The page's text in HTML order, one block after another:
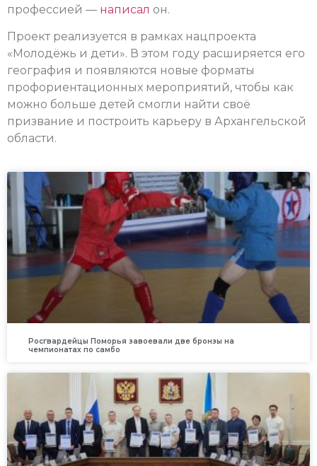
профессией — написал он.
Проект реализуется в рамках нацпроекта
«Молодёжь и дети». В этом году расширяется его
география и появляются новые форматы
профориентационных мероприятий, чтобы как
можно больше детей смогли найти своё
призвание и построить карьеру в Архангельской
области.
Росгвардейцы Поморья завоевали две бронзы на
чемпионатах по самбо